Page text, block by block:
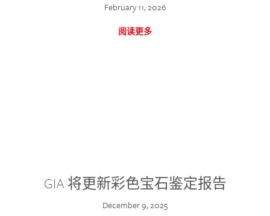
February 11, 2026
阅读更多
GIA 将更新彩色宝石鉴定报告
December 9, 2025